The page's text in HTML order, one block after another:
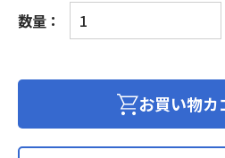
数量：
ポ
リ
チ
お買い物カ